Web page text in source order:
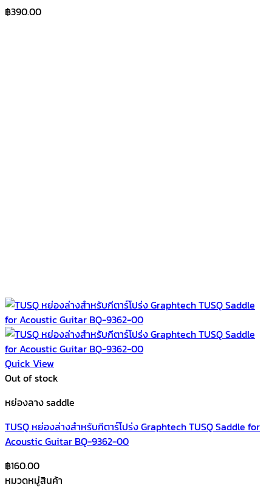
฿390.00
Quick View
Out of stock
หย่องลาง saddle
TUSQ หย่องล่างสำหรับกีตาร์โปร่ง Graphtech TUSQ Saddle for
Acoustic Guitar BQ-9362-00
฿160.00
หมวดหมู่สินค้า